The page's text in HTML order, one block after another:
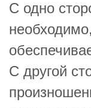
С одно
С другой